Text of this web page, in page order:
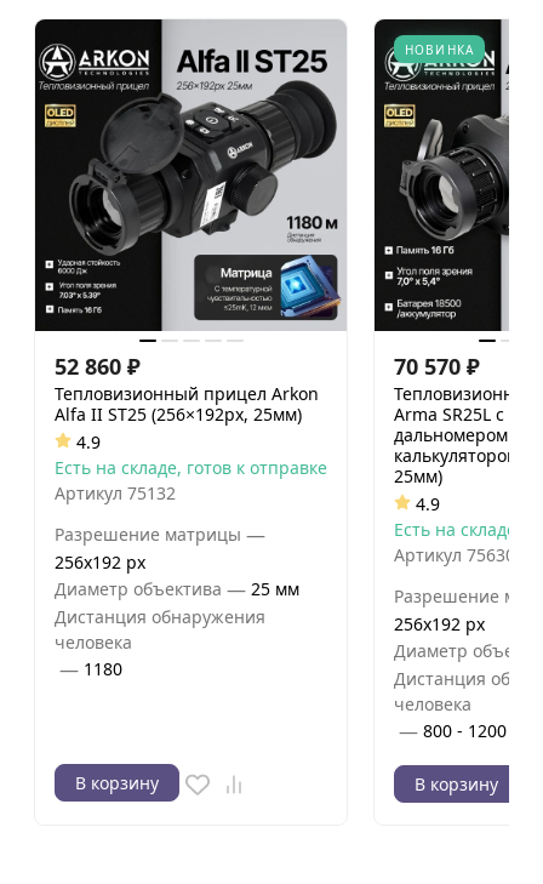
52 860 ₽
Тепловизионный прицел Arkon
Alfa II ST25 (256×192px, 25мм)
4.9
Есть на складе, готов к отправке
Артикул 75132
Разрешение матрицы —
256x192 px
Диаметр объектива — 25 мм
Дистанция обнаружения
человека
— 1180
В корзину
НОВИНКА
70 570 ₽
Arma SR25L с
дальномером и
калькулятором
25мм)
4.9
Есть на складе,
Артикул 75630
Разрешение
256x192 px
Диаметр
Дистанция
человека
— 800 - 1200 м
В корзину